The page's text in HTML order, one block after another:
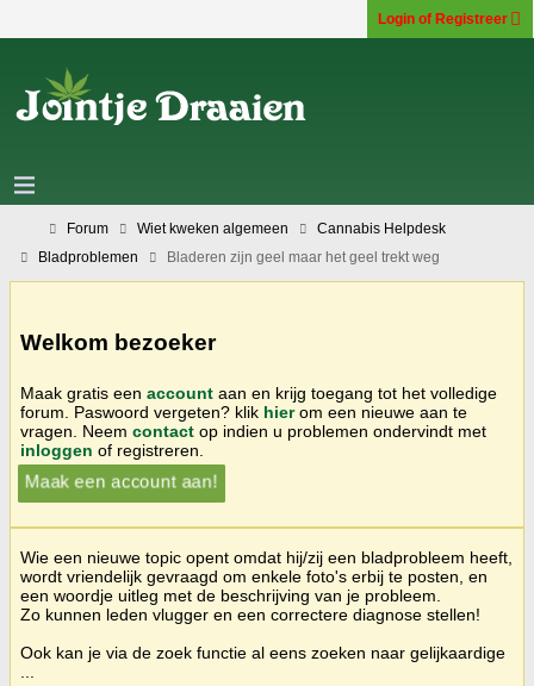
Login of Registreer
Forum Wiet kweken algemeen
Cannabis Helpdesk
Bladproblemen
Bladeren zijn geel maar het geel trekt weg
Welkom bezoeker
Maak gratis een account aan en krijg toegang tot het volledige
forum. Paswoord vergeten? klik hierom een nieuwe aan te
vragen. Neem contact op indien u problemen ondervindt met
inloggen of registreren.
Maak een account aan!
Wie een nieuwe topic opent omdat hij/zij een bladprobleem heeft,
wordt vriendelijk gevraagd om enkele foto's erbij te posten, en
een woordje uitleg met de beschrijving van je probleem.
Zo kunnen leden vlugger en een correctere diagnose stellen!
Ook kan je via de zoek functie al eens zoeken naar gelijkaardige